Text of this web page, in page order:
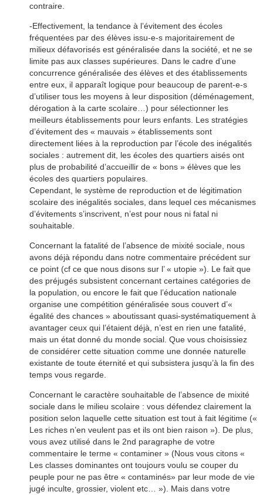
contraire.
-Effectivement, la tendance à l’évitement des écoles
fréquentées par des élèves issu-e-s majoritairement de
milieux défavorisés est généralisée dans la société, et ne se
limite pas aux classes supérieures. Dans le cadre d’une
concurrence généralisée des élèves et des établissements
entre eux, il apparaît logique pour beaucoup de parent-e-s
d’utiliser tous les moyens à leur disposition (déménagement,
dérogation à la carte scolaire…) pour sélectionner les
meilleurs établissements pour leurs enfants. Les stratégies
d’évitement des « mauvais » établissements sont
directement liées à la reproduction par l’école des inégalités
sociales : autrement dit, les écoles des quartiers aisés ont
plus de probabilité d’accueillir de « bons » élèves que les
écoles des quartiers populaires.
Cependant, le système de reproduction et de légitimation
scolaire des inégalités sociales, dans lequel ces mécanismes
d’évitements s’inscrivent, n’est pour nous ni fatal ni
souhaitable.
Concernant la fatalité de l’absence de mixité sociale, nous
avons déjà répondu dans notre commentaire précédent sur
ce point (cf ce que nous disons sur l’ « utopie »). Le fait que
des préjugés subsistent concernant certaines catégories de
la population, ou encore le fait que l’éducation nationale
organise une compétition généralisée sous couvert d’«
égalité des chances » aboutissant quasi-systématiquement à
avantager ceux qui l’étaient déjà, n’est en rien une fatalité,
mais un état donné du monde social. Que vous choisissiez
de considérer cette situation comme une donnée naturelle
existante de toute éternité et qui subsistera jusqu’à la fin des
temps vous regarde.
Concernant le caractère souhaitable de l’absence de mixité
sociale dans le milieu scolaire : vous défendez clairement la
position selon laquelle cette situation est tout à fait légitime («
Les riches n’en veulent pas et ils ont bien raison »). De plus,
vous avez utilisé dans le 2nd paragraphe de votre
commentaire le terme « contaminer » (Nous vous citons «
Les classes dominantes ont toujours voulu se couper du
peuple pour ne pas être « contaminés» par leur mode de vie
jugé inculte, grossier, violent etc… »). Mais dans votre